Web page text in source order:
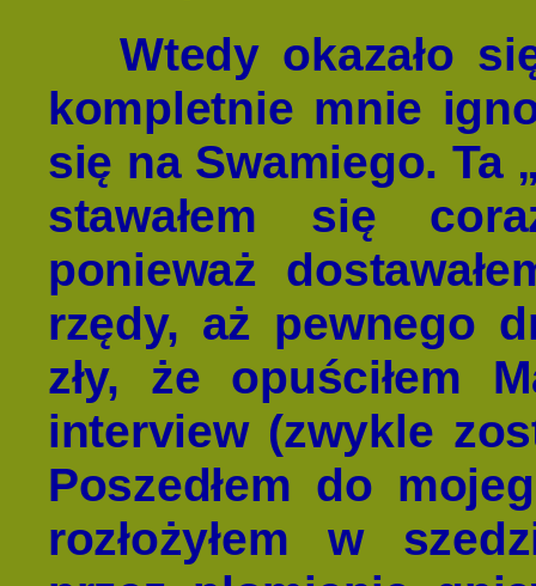
Wtedy okazało
kompletnie mnie
się na Swamiego. Ta
stawałem się
ponieważ
rzędy, aż pewnego
zły, że opuściłem
interview (zwykle
Poszedłem do
rozłożyłem w